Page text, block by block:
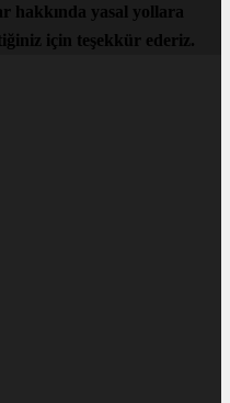
hakkında yasal yollara
için teşekkür ederiz.